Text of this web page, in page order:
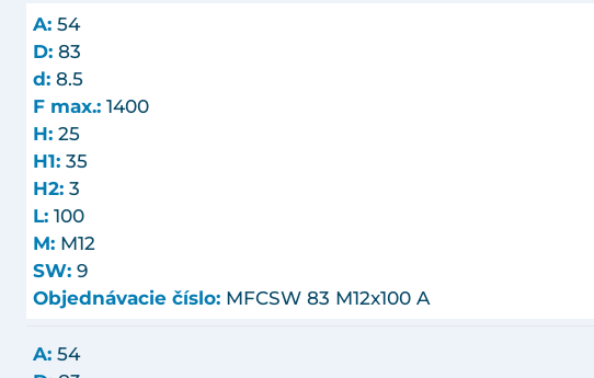
A: 54
D: 83
d: 8.5
F max.: 1400
H: 25
H1: 35
H2: 3
L: 100
M: M12
SW: 9
Objednávacie číslo: MFCSW 83 M12x100 A
A: 54